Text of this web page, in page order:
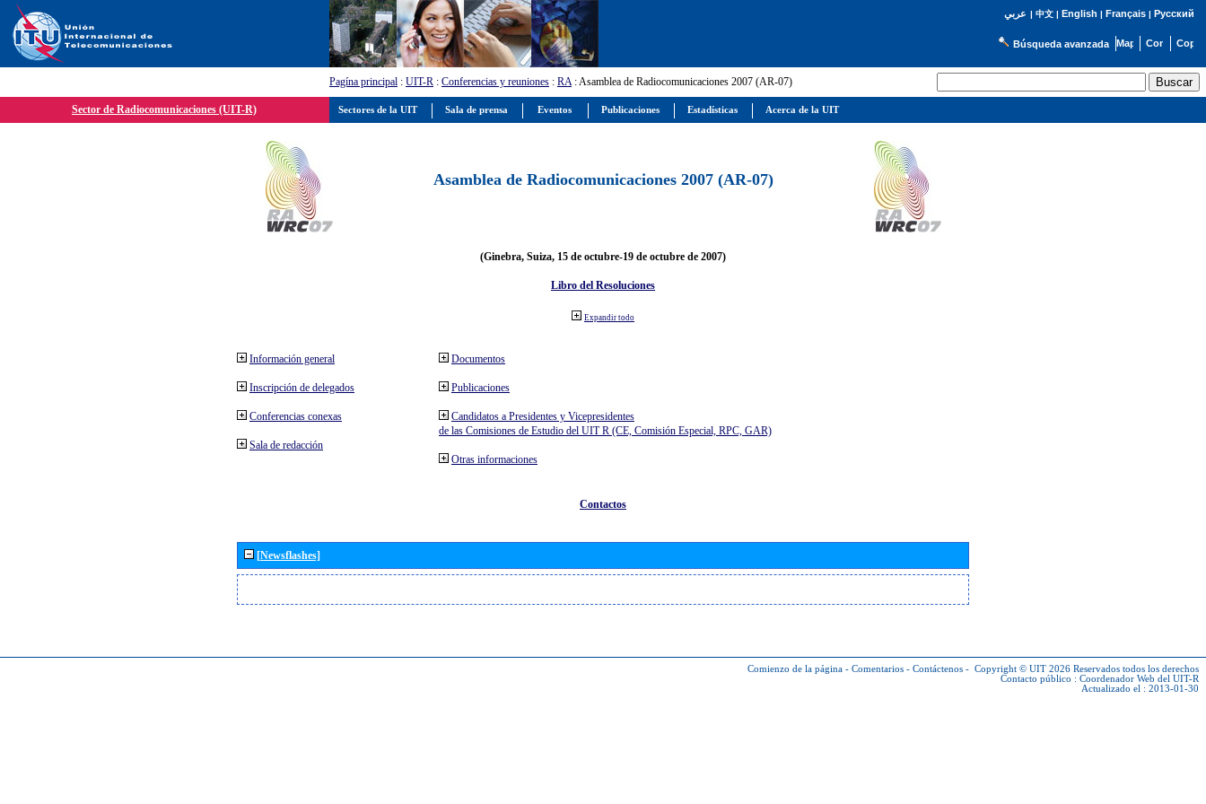
عربي | 中文| English | Français| Русский
Búsqueda avanzada
Pagína principal : UIT-R : Conferencias y reuniones : RA: Asamblea de Radiocomunicaciones 2007 (AR-07)
Sector de Radiocomunicaciones (UIT-R)
Asamblea de Radiocomunicaciones 2007 (AR-07)
(Ginebra, Suiza, 15 de octubre-19 de octubre de 2007)
Libro del Resoluciones
Expandir todo
Información general
Inscripción de delegados
Conferencias conexas
Sala de redacción
Documentos
Publicaciones
Candidatos a Presidentes y Vicepresidentes
de las Comisiones de Estudio del UIT R (CE, Comisión Especial, RPC, GAR)
Otras informaciones
Contactos
[Newsflashes]
Comienzo de la página - Comentarios - Contáctenos - Copyright © UIT 2026 Reservados todos los derechos
Contacto público : Coordenador Web del UIT-R
Actualizado el : 2013-01-30
Sectores de la UIT Sala de prensa Eventos Publicaciones Estadísticas Acerca de la UIT